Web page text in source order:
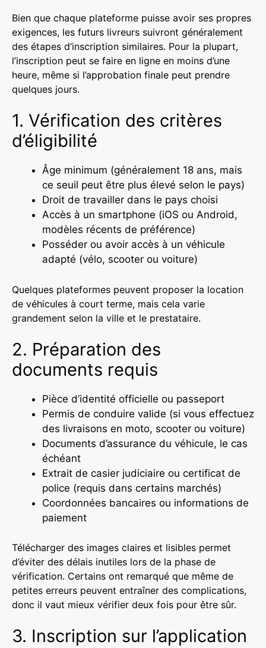
Bien que chaque plateforme puisse avoir ses propres
exigences, les futurs livreurs suivront généralement
des étapes d’inscription similaires. Pour la plupart,
l’inscription peut se faire en ligne en moins d’une
heure, même si l’approbation finale peut prendre
quelques jours.
1. Vérification des critères
d’éligibilité
Âge minimum (généralement 18 ans, mais
ce seuil peut être plus élevé selon le pays)
Droit de travailler dans le pays choisi
Accès à un smartphone (iOS ou Android,
modèles récents de préférence)
Posséder ou avoir accès à un véhicule
adapté (vélo, scooter ou voiture)
Quelques plateformes peuvent proposer la location
de véhicules à court terme, mais cela varie
grandement selon la ville et le prestataire.
2. Préparation des
documents requis
Pièce d’identité officielle ou passeport
Permis de conduire valide (si vous effectuez
des livraisons en moto, scooter ou voiture)
Documents d’assurance du véhicule, le cas
échéant
Extrait de casier judiciaire ou certificat de
police (requis dans certains marchés)
Coordonnées bancaires ou informations de
paiement
Télécharger des images claires et lisibles permet
d’éviter des délais inutiles lors de la phase de
vérification. Certains ont remarqué que même de
petites erreurs peuvent entraîner des complications,
donc il vaut mieux vérifier deux fois pour être sûr.
3. Inscription sur l’application